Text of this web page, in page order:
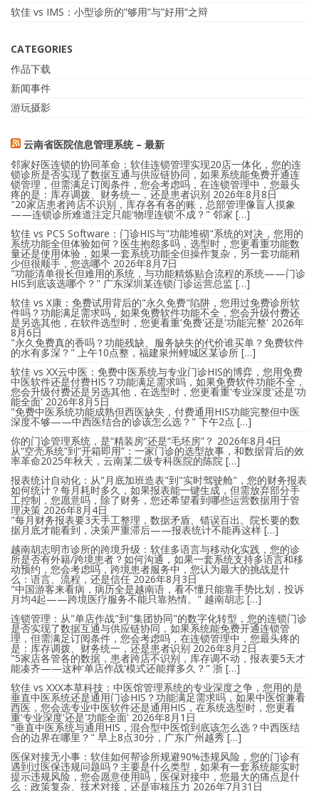
软佳 vs IMS：小型诊所的”够用”与”好用”之辩
CATEGORIES
作品下载
新闻事件
游玩摄影
云南省医院信息管理系统 – 最新
邻家好医连锁的协同革命：软佳连锁管理实现20店一体化，您的连
锁诊所是否实现了数据互通与供应链协同，如果系统能免费开通连
锁管理，但需满足订阅条件，您会考虑吗，在连锁管理中，您最头
疼的是：库存调拨、财务统一，还是患者识别 2026年8月8日
"20家店患者跨店不识别，库存各有各的账，总部管理像盲人摸象
——连锁诊所难道注定只能'物理连锁'不成？" 邻家 […]
软佳 vs PCS Software：门诊HIS与"功能堆砌"系统的对决，您用的
系统功能全但体验如何？医生抱怨多吗，选型时，您更看重功能数
量还是使用体验，如果一套系统功能全但操作复杂，另一套功能稍
少但很顺手，您选哪个 2026年8月7日
"功能清单很长但难用的系统，与功能精炼贴合流程的系统——门诊
HIS到底该选哪个？" 广东深圳某连锁门诊运营总监 […]
软佳 vs X康：免费试用背后的"永久免费"陷阱，您用过免费诊所软
件吗？功能满足需求吗，如果免费软件功能不全，您会升级付费还
是另选其他，在软件选型时，您更看重'免费'还是'功能完整' 2026年
8月6日
"永久免费真的香吗？功能残缺、服务缺失的代价谁买单？免费软件
的水有多深？" 上午10点整，福建泉州鲤城区某诊所 […]
软佳 vs XX云中医：免费中医系统与专业门诊HIS的博弈，您用免费
中医软件还是付费HIS？功能满足需求吗，如果免费软件功能不全，
您会升级付费还是另选其他，在选型时，您更看重'专业深度'还是'功
能全面' 2026年8月5日
"免费中医系统功能成熟但西医缺失，付费通用HIS功能完整但中医
深度不够——中西医结合的诊该怎么选？" 下午2点 […]
你的门诊管理系统，是“精装房”还是“毛坯房”？ 2026年8月4日
从“空壳系统”到“开箱即用”：一家门诊的选型故事，和数据背后的效
率革命2025年秋天，云南某二级专科医院的陈院 […]
报表统计自动化：从"月底加班造表"到"实时驾驶舱"，您的财务报表
如何统计？每月耗时多久，如果报表能一键生成，但需放弃部分手
工控制，您愿意吗，除了财务，您还希望看到哪些运营数据用于管
理决策 2026年8月4日
"每月财务报表要3天手工整理，数据矛盾、错误百出。院长要的数
据月底才能看到，决策严重滞后——报表统计不能再这样 […]
越南胡志明市诊所的跨境升级：软佳多语言与移动化实践，您的诊
所是否有外籍/跨境患者？如何沟通，如果一套系统支持多语言和移
动预约，您会考虑吗，跨境患者服务中，您认为最大的挑战是什
么：语言、流程，还是信任 2026年8月3日
"中国游客来看病，病历全是越南语，看不懂只能靠手势比划，投诉
月均4起——跨境医疗服务不能只靠热情。" 越南胡志 […]
连锁管理：从"单店作战"到"集团协同"的数字化转型，您的连锁门诊
是否实现了数据互通与供应链协同，如果系统能免费开通连锁管
理，但需满足订阅条件，您会考虑吗，在连锁管理中，您最头疼的
是：库存调拨、财务统一，还是患者识别 2026年8月2日
"5家店各管各的数据，患者跨店不识别，库存调不动，报表要5天才
能凑齐——这种'单店作战'模式还能撑多久？" 浙 […]
软佳 vs XXX本草科技：中医馆管理系统的专业深度之争，您用的是
垂直中医系统还是通用门诊HIS？功能满足需求吗，如果中医馆兼看
西医，您会选专业中医软件还是通用HIS，在系统选型时，您更看
重'专业深度'还是'功能全面' 2026年8月1日
"垂直中医系统与通用HIS，混合型中医馆到底该怎么选？中西医结
合的边界在哪里？" 早上8点30分，广东广州越秀 […]
医保对接无小事：软佳如何帮诊所规避90%违规风险，您的门诊有
遇到过医保违规问题吗？主要是什么类型，如果有一套系统能实时
提示违规风险，您会愿意使用吗，医保对接中，您最大的痛点是什
么：政策复杂、技术对接，还是审核压力 2026年7月31日